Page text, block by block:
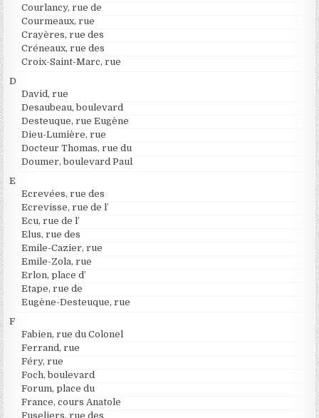
Courlancy, rue de
Courmeaux, rue
Crayères, rue des
Créneaux, rue des
Croix-Saint-Marc, rue
D
David, rue
Desaubeau, boulevard
Desteuque, rue Eugène
Dieu-Lumière, rue
Docteur Thomas, rue du
Doumer, boulevard Paul
E
Ecrevées, rue des
Ecrevisse, rue de l’
Ecu, rue de l’
Elus, rue des
Emile-Cazier, rue
Emile-Zola, rue
Erlon, place d’
Etape, rue de
Eugène-Desteuque, rue
F
Fabien, rue du Colonel
Ferrand, rue
Féry, rue
Foch, boulevard
Forum, place du
France, cours Anatole
Fuseliers, rue des